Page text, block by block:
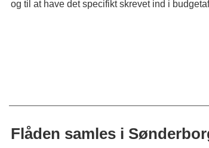
og til at have det specifikt skrevet ind i
Flåden samles i